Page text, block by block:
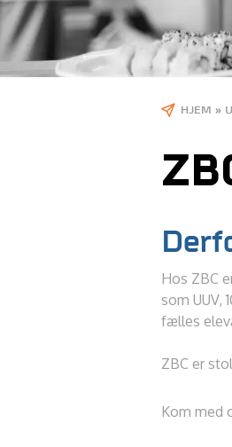
HJEM »
Hos ZBC
som UUV,
fælles
ZBC er
Kom med